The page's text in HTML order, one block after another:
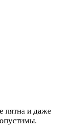
пятна и даже